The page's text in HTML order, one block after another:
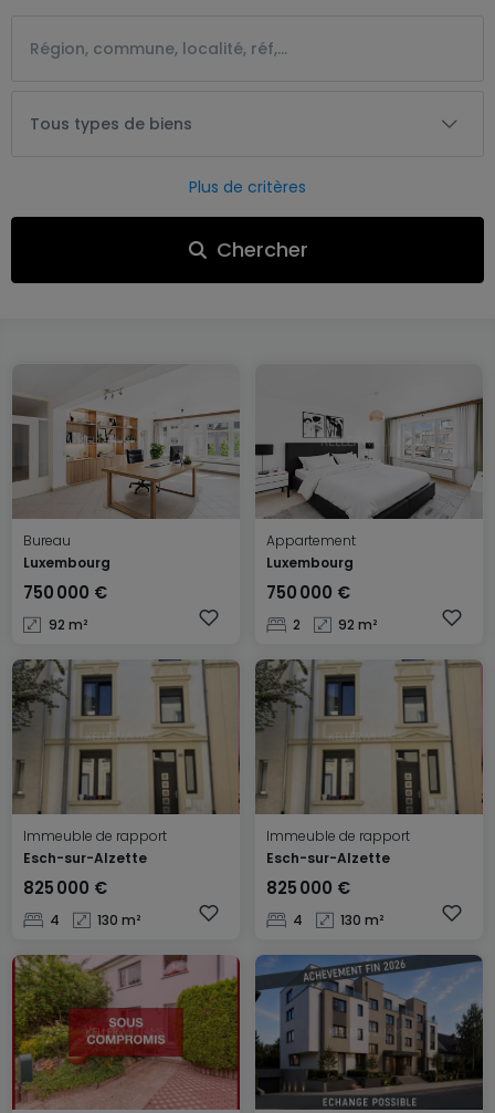
Tous types de biens
Plus de critères
Chercher
Bureau
Luxembourg
750 000 €
92 m²
Appartement
Luxembourg
750 000 €
2 92 m²
Immeuble de rapport
Esch-sur-Alzette
825 000 €
4 130 m²
Immeuble de rapport
Esch-sur-Alzette
825 000 €
4 130 m²